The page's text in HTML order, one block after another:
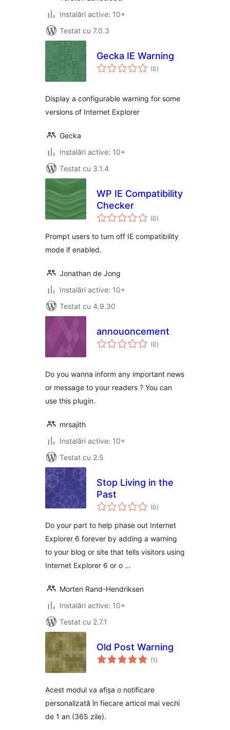
Instalări active: 10+
Testat cu 7.0.3
Gecka IE Warning
(0total
aprecieri
)
Display a configurable warning for some
versions of Internet Explorer
Gecka
Instalări active: 10+
Testat cu 3.1.4
WP IE Compatibility
Checker
(0total
aprecieri
)
Prompt users to turn off IE compatibility
mode if enabled.
Jonathan de Jong
Instalări active: 10+
Testat cu 4.9.30
annouoncement
(0total
aprecieri
)
Do you wanna inform any important news
or message to your readers ? You can
use this plugin.
mrsajith
Instalări active: 10+
Testat cu 2.5
Stop Living in the
Past
(0total
aprecieri
)
Do your part to help phase out Internet
Explorer 6 forever by adding a warning
to your blog or site that tells visitors using
Internet Explorer 6 or o …
Morten Rand-Hendriksen
Instalări active: 10+
Testat cu 2.7.1
Old Post Warning
(1 total
aprecieri
)
Acest modul va afișa o notificare
personalizată în fiecare articol mai vechi
de 1 an (365 zile).